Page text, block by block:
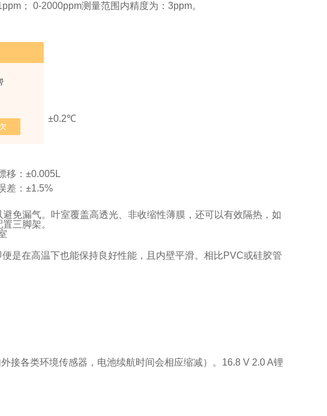
； 0-2000ppm测量范围内精度为： 3ppm。
℃，误差：±0.2℃
85%
移：±0.005L
差：±1.5%
免漏气。叶室覆盖高透光、非收缩性薄膜，还可以有效隔热，如
三脚架。
是在高温下也能保持良好性能，且内壁平滑。相比PVC或硅胶管
接各类环境传感器，电池续航时间会相应缩减）。 16.8 V 2.0 A锂